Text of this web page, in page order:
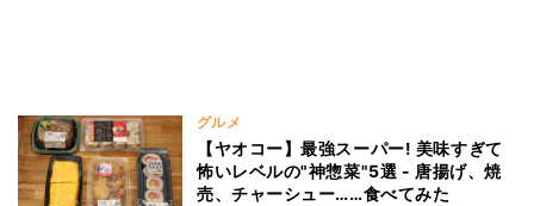
グルメ
【ヤオコー】最強スーパー! 美味すぎて
怖いレベルの"神惣菜"5選 - 唐揚げ、焼
売、チャーシュー……食べてみた